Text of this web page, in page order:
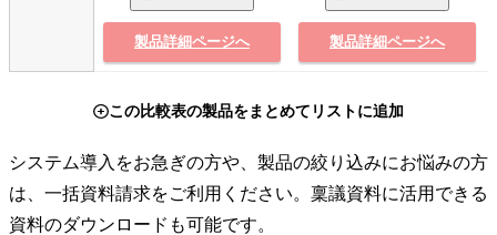
製品詳細ページへ 製品詳細ページへ
この比較表の製品をまとめてリストに追加
システム導入をお急ぎの方や、製品の絞り込みにお悩みの方
は、一括資料請求をご利用ください。稟議資料に活用できる
資料のダウンロードも可能です。